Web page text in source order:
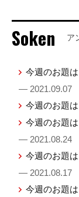
Soken ア
今週のお題
— 2021.09.07
今週のお題
今週のお題
— 2021.08.24
今週のお題
— 2021.08.17
今週のお題